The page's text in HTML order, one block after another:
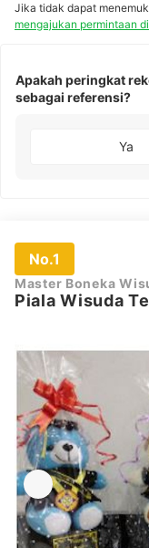
Jika tidak dapat
mengajukan permintaan
Apakah peringkat
sebagai referensi?
Ya
No.1
Master Boneka
Piala Wisuda